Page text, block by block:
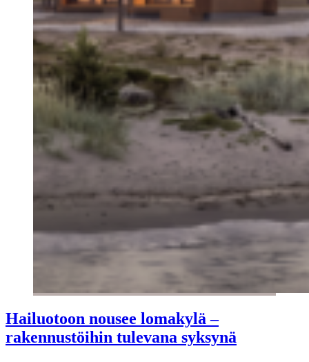
Hailuotoon nousee lomakylä –
rakennustöihin tulevana syksynä